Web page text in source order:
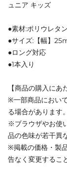
ュニア キッズ
●素材:ポリウレタン
●サイズ:【幅】
●ロング対応
●1本入り
【商品の購入にあ
※一部商品におい
る場合があります。
※ブラウザやお使
品の色味が若干異
※掲載の価格・製
告なく変更するこ